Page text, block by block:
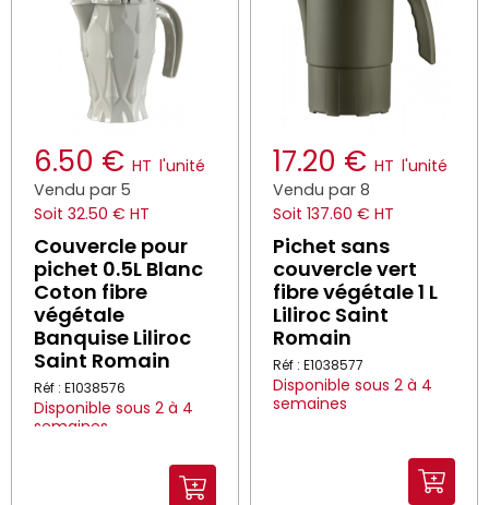
6.50 € HT l'unité
Vendu par 5
Soit 32.50 € HT
Couvercle pour
pichet 0.5L Blanc
Coton fibre
végétale
Banquise Liliroc
Saint Romain
Réf : E1038576
Disponible sous 2 à 4
semaines
17.20 € HT l'unité
Vendu par 8
Soit 137.60 € HT
Pichet sans
couvercle vert
fibre végétale 1 L
Liliroc Saint
Romain
Réf : E1038577
Disponible sous 2 à 4
semaines